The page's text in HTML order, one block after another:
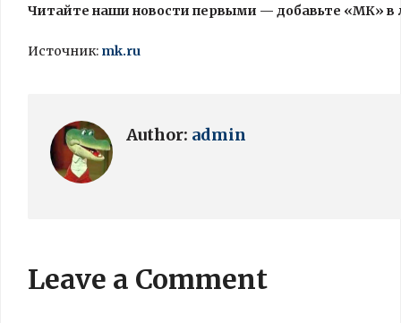
Читайте наши новости первыми — добавьте «МК» в
Источник: mk.ru
Author: admin
Leave a Comment